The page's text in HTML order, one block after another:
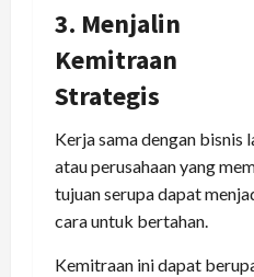
3. Menjalin
Kemitraan
Strategis
Kerja sama dengan bisnis
atau perusahaan yang
tujuan serupa dapat
cara untuk bertahan.
Kemitraan ini dapat